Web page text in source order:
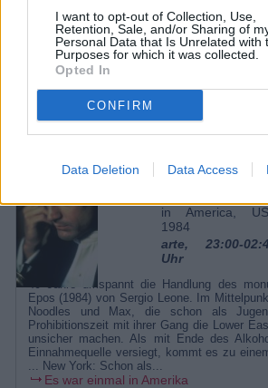
I want to opt-out of Collection, Use,
Retention, Sale, and/or Sharing of
Personal Data that Is Unrelated with
Purposes for which it was collected.
Opted In
CONFIRM
Data Deletion Data Access
Mike Jonathan
Drehbuch: Tim Worrall
1 weiterer Sendetermin
Top-Spielfilm am 22.06.
Es war einmal
in America,
1984
arte, 23:00-
Uhr
40 Jahre umspannt die Handlung des
Epos (1984) von Sergio Leone. Im
Noodles und Max, die schon als
Prohibitionszeit mit ihrer Gang die Lower
unsicher machen. Als mit Ende des
Einnahmequelle versiegt, kommt es zu
... New York: Schon als...
Es war einmal in Amerika